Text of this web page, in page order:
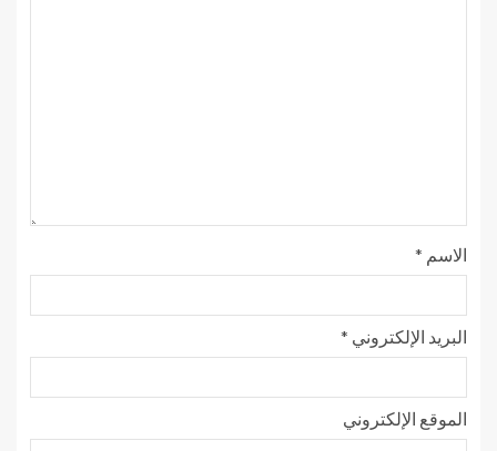
الاسم *
البريد الإلكتروني *
الموقع الإلكتروني